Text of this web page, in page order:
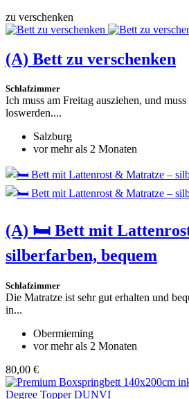
zu verschenken
(A) Bett zu verschenken
Schlafzimmer
Ich muss am Freitag ausziehen, und
loswerden....
Salzburg
vor mehr als 2 Monaten
(A) 🛏️ Bett mit
silberfarben, bequem
Schlafzimmer
Die Matratze ist sehr gut erhalten und
in...
Obermieming
vor mehr als 2 Monaten
80,00 €